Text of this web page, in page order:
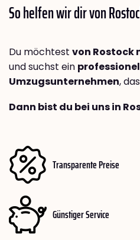
So helfen wir dir von
Du möchtest von Rostock
und suchst ein
Umzugsunternehmen,
Dann bist du bei uns in
Transparente Preise
Günstiger Service